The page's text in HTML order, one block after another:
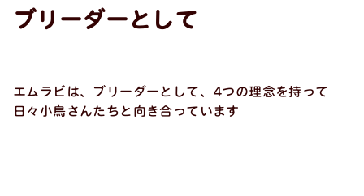
ブリーダーとして
エムラビは、ブリーダーとして、 4つの理念を持って
日々小鳥さんたちと向き合っています